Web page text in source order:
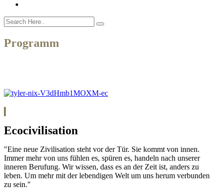
Programm
Ecocivilisation
"Eine neue Zivilisation steht vor der Tür. Sie kommt von innen.
Immer mehr von uns fühlen es, spüren es, handeln nach unserer
inneren Berufung. Wir wissen, dass es an der Zeit ist, anders zu
leben. Um mehr mit der lebendigen Welt um uns herum verbunden
zu sein."